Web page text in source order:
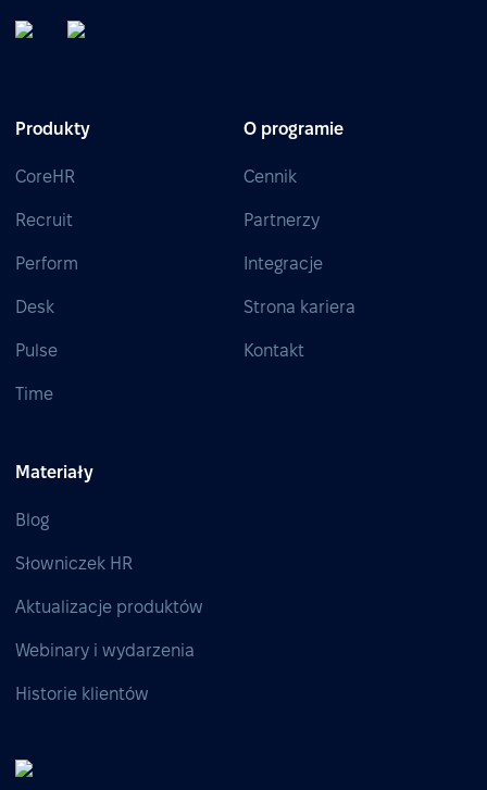
Produkty
CoreHR
Recruit
Perform
Desk
Pulse
Time
O programie
Cennik
Partnerzy
Integracje
Strona kariera
Kontakt
Materiały
Blog
Słowniczek HR
Aktualizacje produktów
Webinary i wydarzenia
Historie klientów